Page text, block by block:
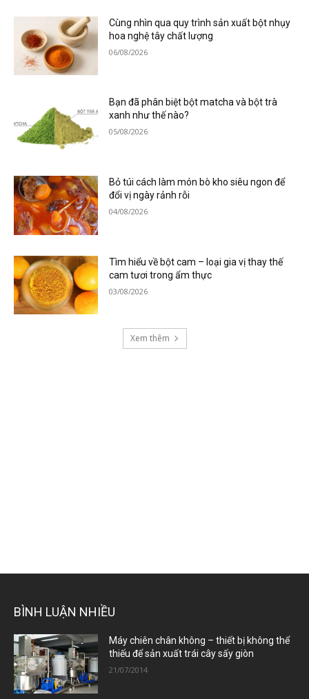
Cùng nhìn qua quy trình sản xuất bột nhụy
hoa nghệ tây chất lượng
06/08/2026
Bạn đã phân biệt bột matcha và bột trà
xanh như thế nào?
05/08/2026
Bỏ túi cách làm món bò kho siêu ngon để
đổi vị ngày rảnh rỗi
04/08/2026
Tìm hiểu về bột cam – loại gia vị thay thế
cam tươi trong ẩm thực
03/08/2026
Xem thêm
BÌNH LUẬN NHIỀU
Máy chiên chân không – thiết bị không thể
thiếu để sản xuất trái cây sấy giòn
21/07/2014